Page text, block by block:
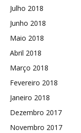
Julho 2018
Junho 2018
Maio 2018
Abril 2018
Março 2018
Fevereiro 2018
Janeiro 2018
Dezembro 2017
Novembro 2017